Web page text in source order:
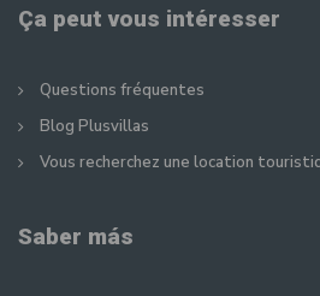
Ça peut vous intéresser
Questions fréquentes
Blog Plusvillas
Vous recherchez une location
Saber más